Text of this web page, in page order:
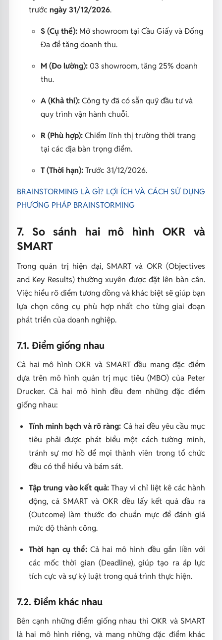
trước ngày 31/12/2026.
S (Cụ thể):Mở showroom tại Cầu Giấy và Đống
Đa để tăng doanh thu.
M (Đo lường):03 showroom, tăng 25% doanh
thu.
A (Khả thi):Công ty đã có sẵn quỹ đầu tư và
quy trình vận hành chuỗi.
R (Phù hợp):Chiếm lĩnh thị trường thời trang
tại các địa bàn trọng điểm.
T (Thời hạn):Trước 31/12/2026.
BRAINSTORMING LÀ GÌ? LỢI ÍCH VÀ CÁCH SỬ DỤNG
PHƯƠNG PHÁP BRAINSTORMING
7. So sánh hai mô hình OKR và
SMART
Trong quản trị hiện đại, SMART và OKR (Objectives
and Key Results) thường xuyên được đặt lên bàn cân.
Việc hiểu rõ điểm tương đồng và khác biệt sẽ giúp bạn
lựa chọn công cụ phù hợp nhất cho từng giai đoạn
phát triển của doanh nghiệp.
7.1. Điểm giống nhau
Cả hai mô hình OKR và SMART đều mang đặc điểm
dựa trên mô hình quản trị mục tiêu (MBO) của Peter
Drucker. Cả hai mô hình đều đem những đặc điểm
giống nhau:
Tính minh bạch và rõ ràng: Cả hai đều yêu cầu mục
tiêu phải được phát biểu một cách tường minh,
tránh sự mơ hồ để mọi thành viên trong tổ chức
đều có thể hiểu và bám sát.
Tập trung vào kết quả:Thay vì chỉ liệt kê các hành
động, cả SMART và OKR đều lấy kết quả đầu ra
(Outcome) làm thước đo chuẩn mực để đánh giá
mức độ thành công.
Thời hạn cụ thể:Cả hai mô hình đều gắn liền với
các mốc thời gian (Deadline), giúp tạo ra áp lực
tích cực và sự kỷ luật trong quá trình thực hiện.
7.2. Điểm khác nhau
Bên cạnh những điểm giống nhau thì OKR và SMART
là hai mô hình riêng, và mang những đặc điểm khác